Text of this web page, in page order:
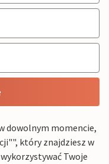
dowolnym momencie,
który znajdziesz w
Twoje